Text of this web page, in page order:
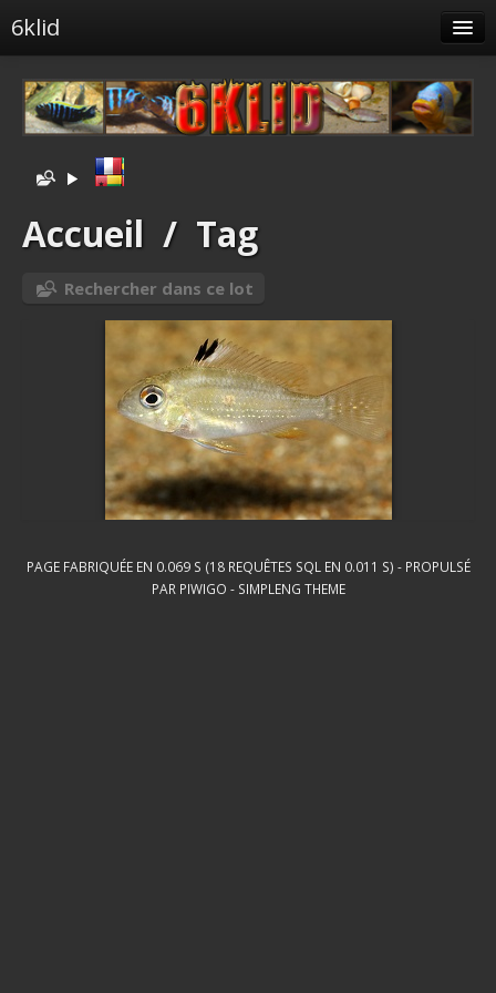
6klid
Tags liés
Spéciales
Albums liés
Identification
Accueil / Tag
Rechercher dans ce lot
PAGE FABRIQUÉE EN 0.069 S (18 REQUÊTES SQL EN 0.011 S) - PROPULSÉ
PAR PIWIGO - SIMPLENG THEME